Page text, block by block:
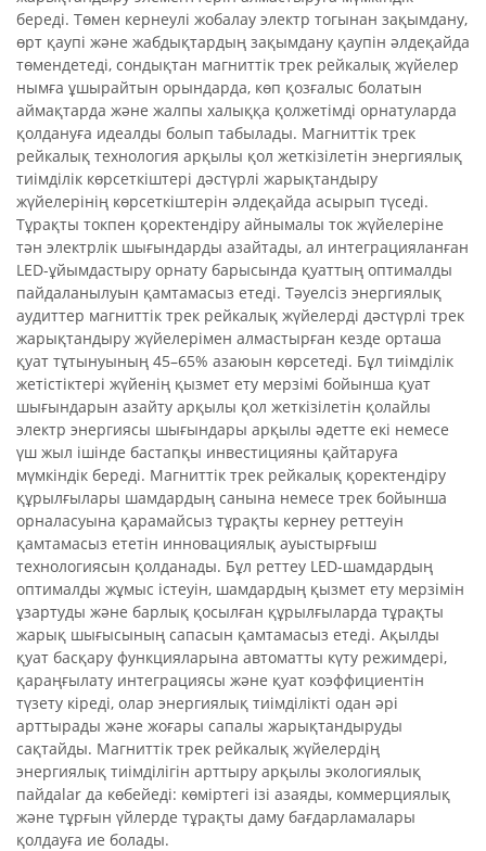
береді. Төмен кернеулі жобалау электр тогынан зақымдану,
өрт қаупі және жабдықтардың зақымдану қаупін әлдеқайда
төмендетеді, сондықтан магниттік трек рейкалық жүйелер
нымға ұшырайтын орындарда, көп қозғалыс болатын
аймақтарда және жалпы халыққа қолжетімді орнатуларда
қолдануға идеалды болып табылады. Магниттік трек
рейкалық технология арқылы қол жеткізілетін энергиялық
тиімділік көрсеткіштері дәстүрлі жарықтандыру
жүйелерінің көрсеткіштерін әлдеқайда асырып түседі.
Тұрақты токпен қоректендіру айнымалы ток жүйелеріне
тән электрлік шығындарды азайтады, ал интеграцияланған
LED-ұйымдастыру орнату барысында қуаттың оптималды
пайдаланылуын қамтамасыз етеді. Тәуелсіз энергиялық
аудиттер магниттік трек рейкалық жүйелерді дәстүрлі трек
жарықтандыру жүйелерімен алмастырған кезде орташа
қуат тұтынуының 45–65% азаюын көрсетеді. Бұл тиімділік
жетістіктері жүйенің қызмет ету мерзімі бойынша қуат
шығындарын азайту арқылы қол жеткізілетін қолайлы
электр энергиясы шығындары арқылы әдетте екі немесе
үш жыл ішінде бастапқы инвестицияны қайтаруға
мүмкіндік береді. Магниттік трек рейкалық қоректендіру
құрылғылары шамдардың санына немесе трек бойынша
орналасуына қарамайсыз тұрақты кернеу реттеуін
қамтамасыз ететін инновациялық ауыстырғыш
технологиясын қолданады. Бұл реттеу LED-шамдардың
оптималды жұмыс істеуін, шамдардың қызмет ету мерзімін
ұзартуды және барлық қосылған құрылғыларда тұрақты
жарық шығысының сапасын қамтамасыз етеді. Ақылды
қуат басқару функцияларына автоматты күту режимдері,
қараңғылату интеграциясы және қуат коэффициентін
түзету кіреді, олар энергиялық тиімділікті одан әрі
арттырады және жоғары сапалы жарықтандыруды
сақтайды. Магниттік трек рейкалық жүйелердің
энергиялық тиімділігін арттыру арқылы экологиялық
пайдalar да көбейеді: көміртегі ізі азаяды, коммерциялық
және тұрғын үйлерде тұрақты даму бағдарламалары
қолдауға ие болады.